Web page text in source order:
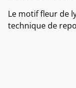
Le motif fleur de
technique de